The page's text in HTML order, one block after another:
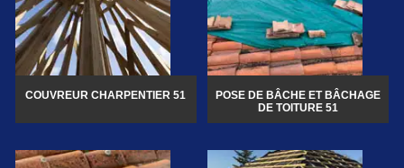
COUVREUR CHARPENTIER 51
POSE DE BÂCHE ET BÂCHAGE
DE TOITURE 51